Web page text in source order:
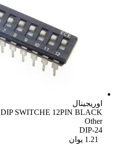
اوریجینال
DIP SWITCHE 12PIN BLACK
Other
DIP-24
1.21 یوان